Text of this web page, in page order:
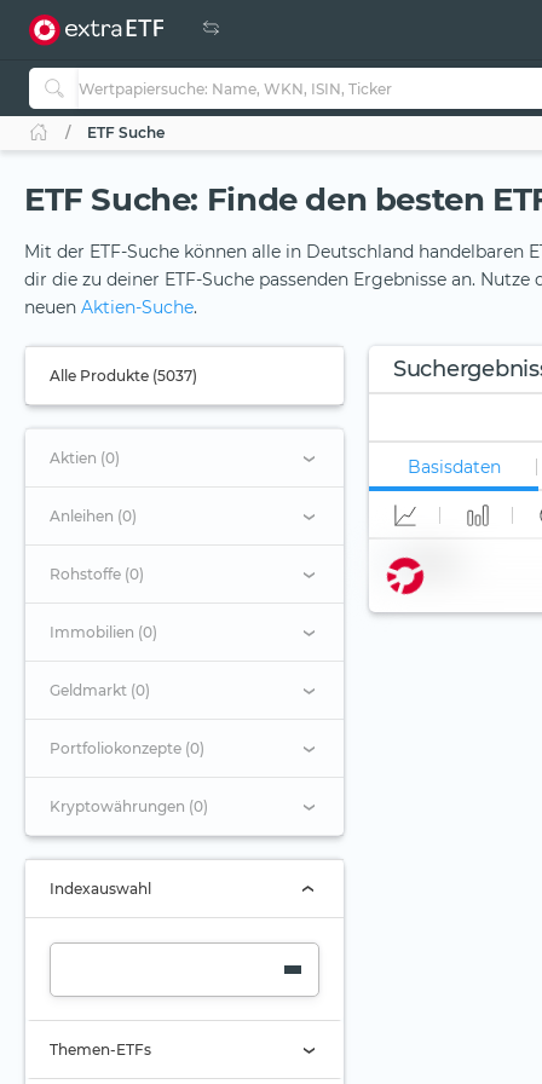
ETF Suche
ETF Suche: Finde den besten
Mit der ETF-Suche können alle in Deutschland handelbaren
dir die zu deiner ETF-Suche passenden Ergebnisse an.
neuen Aktien-Suche.
Alle Produkte (5037)
Aktien (0)
Anleihen (0)
Rohstoffe (0)
Immobilien (0)
Geldmarkt (0)
Portfoliokonzepte (0)
Kryptowährungen (0)
Indexauswahl
Themen-ETFs
Basisdaten
Name